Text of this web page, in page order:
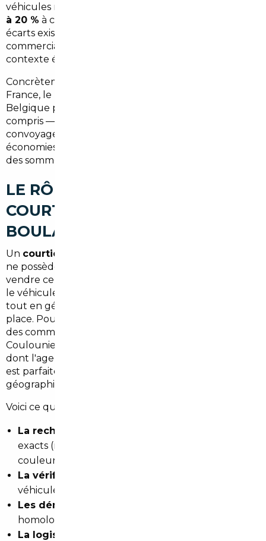
véhicules neufs ou récents à des prix inférieurs de
à 20 % à ceux pratiqués sur le marché français. Ces
écarts existent pour des raisons fiscales, de politiques
commerciales des constructeurs, ou simplement de
contexte économique local dans ces pays.
Concrètement, pour un SUV compact à
France, le même modèle importé d'Allemagne ou de
Belgique peut revenir à
compris — immatriculation, homologation,
convoyage inclus. Sur un véhicule premium, les
économies peuvent dépasser les
des sommes réelles, pas des estimations marketing.
LE RÔLE CONCRET D'UN
COURTIER AUTOMOBILE À
BOULAZAC ISLE MANOIRE
Un courtier automobile
ne possède pas de stock et ne cherche pas à vous
vendre ce qu'il a en lot. Son métier, c'est de trouver
le véhicule que
tout en gérant l'intégralité des formalités à votre
place. Pour un résident de Boulazac Isle Manoire ou
des communes voisines comme Marsac-sur-l'Isle ou
Coulounieix-Chamiers, faire appel à notre réseau —
dont l'agence de référence est basée à
est parfaitement adapté à votre situation
géographique.
Voici ce que nous prenons en charge :
La recherche du véhicule
exacts (modèle, motorisation, finition, kilométrage,
couleur)
La vérification technique et juridique
véhicule avant tout engagement
Les démarches d'importation
homologation, carte grise française
La logistique